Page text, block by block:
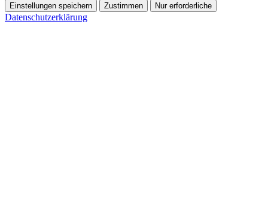
Einstellungen speichern Zustimmen Nur erforderliche
Datenschutzerklärung